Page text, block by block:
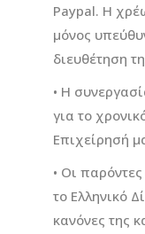
Paypal. Η
μόνος
διευθέτηση
• Η
για το
Επιχείρησή
• Οι
το Ελληνικό
κανόνες της